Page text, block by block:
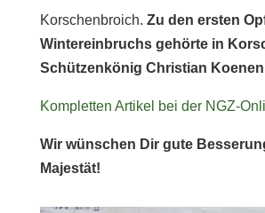
Korschenbroich. Zu den ersten
Wintereinbruchs gehörte in
Schützenkönig Christian
Kompletten Artikel bei der NGZ-
Wir wünschen Dir gute
Majestät!